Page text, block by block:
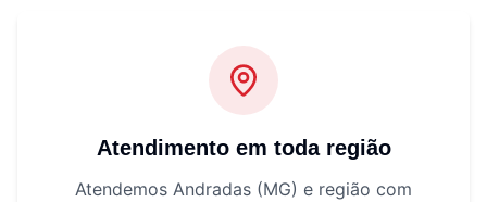
Atendimento em toda região
Atendemos Andradas (MG) e região com